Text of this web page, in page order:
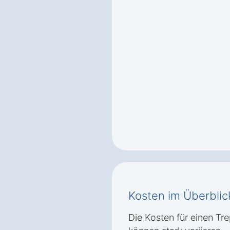
Kosten im
Die Kosten für einen